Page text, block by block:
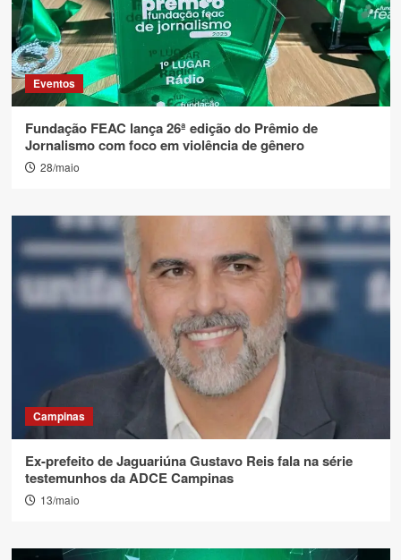
Eventos
Fundação FEAC lança 26ª edição do Prêmio de
Jornalismo com foco em violência de gênero
28/maio
Campinas
Ex-prefeito de Jaguariúna Gustavo Reis fala na série
testemunhos da ADCE Campinas
13/maio